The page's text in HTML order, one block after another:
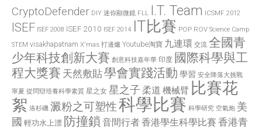
CryptoDefender DIY 迷你顯微鏡 FLL I.T. Team ICSMF 2012
ISEF ISEF 2008 ISEF 2010 ISEF 2014 IT比賽 POP ROV Science Camp
STEM visakhapatnam X'mas 打邊爐 Youtube淘寶 九連環 交流 全國青
少年科技創新大賽 創意科技嘉年華 印度 國際科學與工
程大獎賽 天然敷貼學會實踐活動 學習 安全降落大挑戰
寧夏 從問辯培養科學素質 星之女 星之子 柔道 機械臂 比賽花
絮 洛杉磯 澱粉之可塑性科學比賽 科學研究 空氣炮 美
國 輕功水上漂 防撞鎖 音間行者香港學生科學比賽 香港青